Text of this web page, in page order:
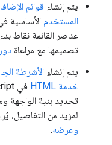
يتم إنشاء قوائم
المستخدم
عناصر القائمة نقاط
تصميمها مع مراعاة
يتم إنشاء الأشرطة
خدمة HTML
لمزيد من التفاصيل،
وعرضه.